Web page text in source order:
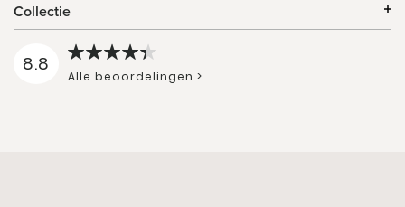
Collectie
8.8
Alle beoordelingen >